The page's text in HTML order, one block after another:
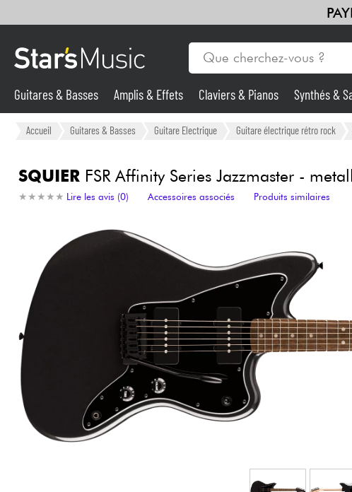
Guitares & Basses
Synthés & Sampleurs
Micros & HF
Eclairage
Guitares & Basses Amplis & Effets Claviers & Pianos Synthés &
Accueil Guitares & Basses Guitare Electrique Guitare électrique rétro rock
SQUIERFSR Affinity Series Jazzmaster -
★ ★ ★ ★ ★
★ ★ ★ ★ ★ Lire les avis (0) Accessoires associés Produits similaires